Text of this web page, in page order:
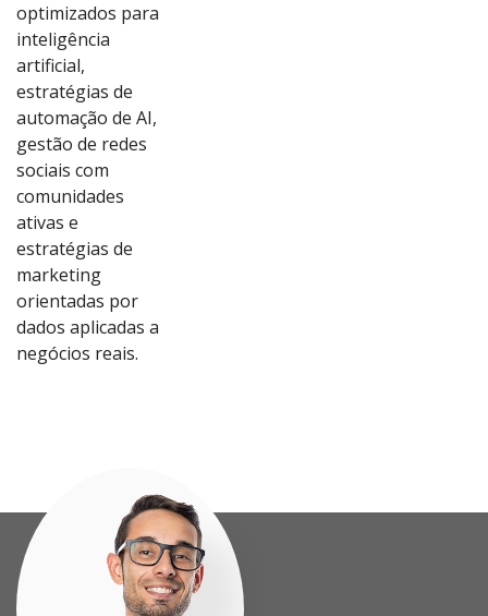
optimizados para
inteligência
artificial,
estratégias de
automação de AI,
gestão de redes
sociais com
comunidades
ativas e
estratégias de
marketing
orientadas por
dados aplicadas a
negócios reais.